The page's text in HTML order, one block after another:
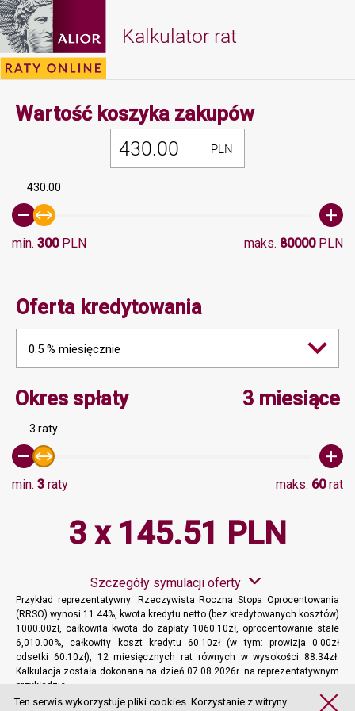
Kalkulator rat
Wartość koszyka zakupówMinimalna
PLN
430.00
min. 300PLN maks. 80000PLN
Oferta kredytowania
0.5 % miesięcznie
Okres spłatyMinimalna wartość 3,
3 miesiące
3 raty
min. 3 raty maks. 60rat
3 x 145.51 PLN
Szczegóły symulacji oferty
Przykład reprezentatywny: Rzeczywista Roczna Stopa Oprocentowania
(RRSO) wynosi 11.44%, kwota kredytu netto (bez kredytowanych kosztów)
1000.00zł, całkowita kwota do zapłaty 1060.10zł, oprocentowanie stałe
6,010.00%, całkowity koszt kredytu 60.10zł (w tym: prowizja 0.00zł
odsetki 60.10zł), 12 miesięcznych rat równych w wysokości 88.34zł.
Kalkulacja została dokonana na dzień 07.08.2026r. na reprezentatywnym
przykładzie.
Więcej informacji
Ten serwis wykorzystuje pliki cookies. Korzystanie z witryny